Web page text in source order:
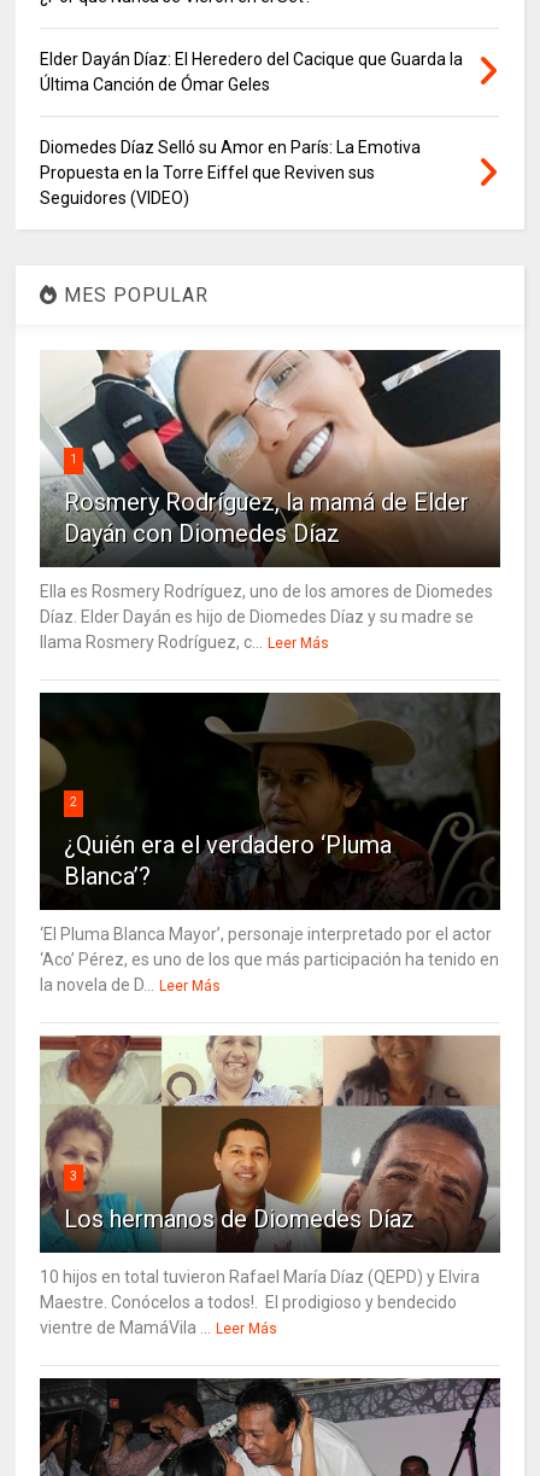
Elder Dayán Díaz: El Heredero del Cacique que Guarda la
Última Canción de Ómar Geles
Diomedes Díaz Selló su Amor en París: La Emotiva
Propuesta en la Torre Eiffel que Reviven sus
Seguidores (VIDEO)
MES POPULAR
1
Rosmery Rodríguez, la mamá de Elder
Dayán con Diomedes Díaz
Ella es Rosmery Rodríguez, uno de los amores de Diomedes
Díaz. Elder Dayán es hijo de Diomedes Díaz y su madre se
llama Rosmery Rodríguez, c... Leer Más
2
¿Quién era el verdadero ‘Pluma
Blanca’?
‘El Pluma Blanca Mayor’, personaje interpretado por el actor
‘Aco’ Pérez, es uno de los que más participación ha tenido en
la novela de D... Leer Más
3
Los hermanos de Diomedes Díaz
10 hijos en total tuvieron Rafael María Díaz (QEPD) y Elvira
Maestre. Conócelos a todos!. El prodigioso y bendecido
vientre de MamáVila ... Leer Más